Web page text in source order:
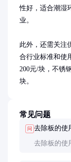
性好，适合潮湿
业。
此外，还需关注
合行业标准和使
200元/块，不锈
块。
常见问题
问 去除板的使
去除板的使